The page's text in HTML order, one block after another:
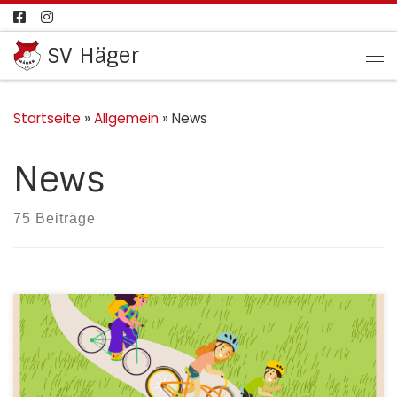
Zum Inhalt springen
SV Häger
Startseite » Allgemein » News
News
75 Beiträge
Ab 17.00 Uhr ist für Essen und Getränke am und im